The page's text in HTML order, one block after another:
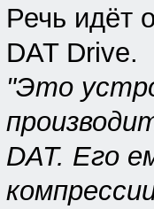
Речь идёт
DAT Drive.
"Это
DAT. Его